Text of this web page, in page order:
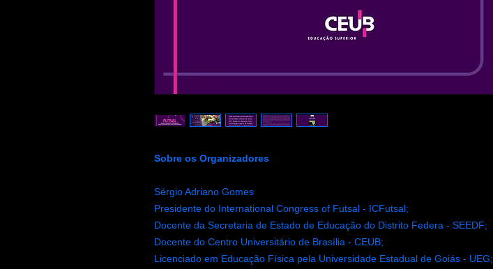
Sobre os Organizadores
Sérgio Adriano Gomes
Presidente do International Congress of Futsal - ICFutsal;
Docente da Secretaria de Estado de Educação do Distrito Federa - SEEDF;
Docente do Centro Universitário de Brasília - CEUB;
Licenciado em Educação Física pela Universidade Estadual de Goiás - UEG;